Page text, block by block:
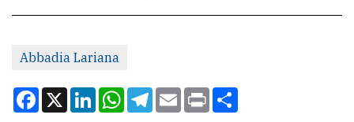
Per
tua
Abbadia Lariana
Facebook
X LinkedInWhatsApp
Telegram
EmailPrint